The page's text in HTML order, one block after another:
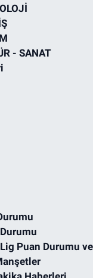
- SANAT
Puan Durumu